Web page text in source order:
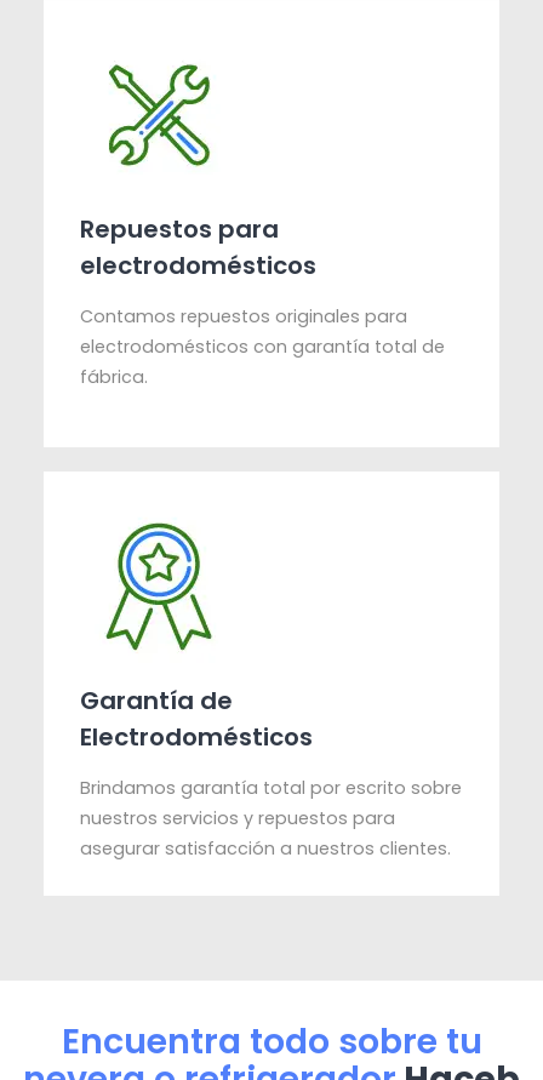
Repuestos para
electrodomésticos
Contamos repuestos originales para
electrodomésticos con garantía total de
fábrica.
Garantía de
Electrodomésticos
Brindamos garantía total por escrito sobre
nuestros servicios y repuestos para
asegurar satisfacción a nuestros clientes.
Encuentra todo sobre tu